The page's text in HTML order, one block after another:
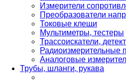
Измерители
Преобразователи
Токовые клещи
Мультиметры, тестеры
Трассоискатели,
Радиоизмерительные
Аналоговые
Трубы, шланги, рукава